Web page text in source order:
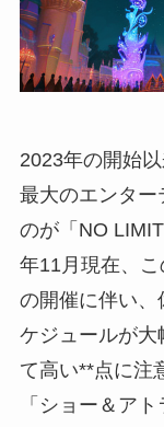
2023年の開始
最大のエンター
のが「NO
年11月現在、
の開催に伴い、
ケジュールが大
て高い**点に注
「ショー＆ア